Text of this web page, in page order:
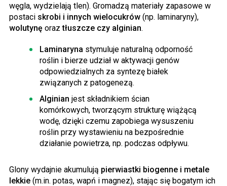
węgla, wydzielają tlen). Gromadzą materiały zapasowe w
postaci skrobi i innych wielocukrów (np. laminaryny),
wolutynę oraztłuszcze czy alginian.
Laminaryna stymuluje naturalną odporność
roślin i bierze udział w aktywacji genów
odpowiedzialnych za syntezę białek
związanych z patogenezą.
Alginian jest składnikiem ścian
komórkowych, tworzącym strukturę wiążącą
wodę, dzięki czemu zapobiega wysuszeniu
roślin przy wystawieniu na bezpośrednie
działanie powietrza, np. podczas odpływu.
Glony wydajnie akumulują pierwiastki biogenne i metale
lekkie (m.in. potas, wapń i magnez), stając się bogatym ich